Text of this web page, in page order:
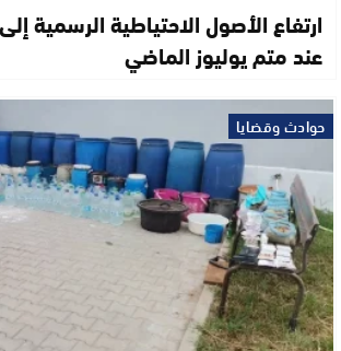
عند متم يوليوز الماضي
حوادث وقضايا